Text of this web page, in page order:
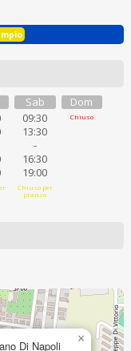
Sab
09:30
13:30
-
16:30
19:00
Chiuso per
pranzo
Dom
Chiuso
Di Napoli
×